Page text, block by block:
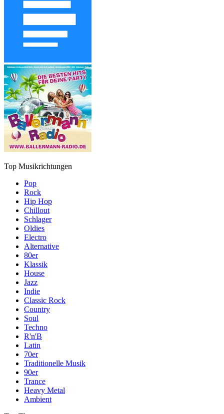
Top Musikrichtungen
Pop
Rock
Hip Hop
Chillout
Schlager
Oldies
Electro
Alternative
80er
Klassik
House
Jazz
Indie
Classic Rock
Country
Soul
Techno
R'n'B
Latin
70er
Traditionelle Musik
90er
Trance
Heavy Metal
Ambient